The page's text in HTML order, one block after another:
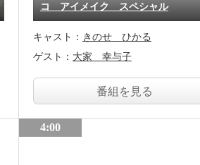
コ アイメイク スペシャル
キャスト： きのせ ひかる
ゲスト： 大家 幸与子
番組を見る
4:00